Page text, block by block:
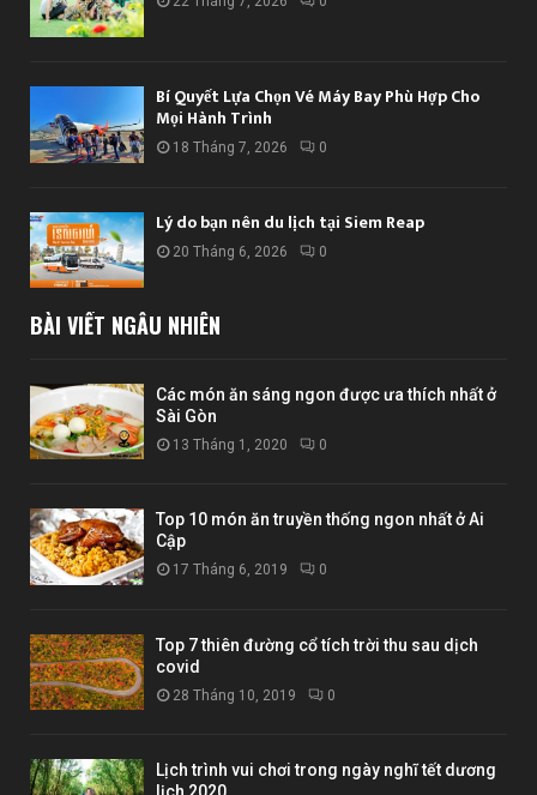
Bí Quyết Lựa Chọn Vé Máy Bay Phù Hợp Cho
Mọi Hành Trình
18 Tháng 7, 2026 0
Lý do bạn nên du lịch tại Siem Reap
20 Tháng 6, 2026 0
BÀI VIẾT NGẪU NHIÊN
Các món ăn sáng ngon được ưa thích nhất ở
Sài Gòn
13 Tháng 1, 2020 0
Top 10 món ăn truyền thống ngon nhất ở Ai
Cập
17 Tháng 6, 2019 0
Top 7 thiên đường cổ tích trời thu sau dịch
covid
28 Tháng 10, 2019 0
Lịch trình vui chơi trong ngày nghĩ tết dương